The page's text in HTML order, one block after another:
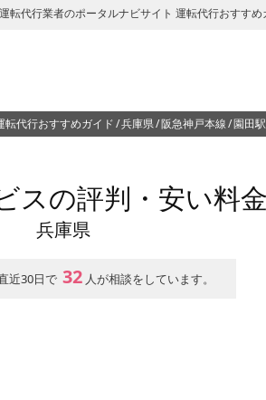
転代行業者のポータルナビサイト 運転代行おすす
転代行おすすめガイド 兵庫県 阪急神戸本線 園田
スの評判・安い料
兵庫県
近30日で 32 人が相談をしています。